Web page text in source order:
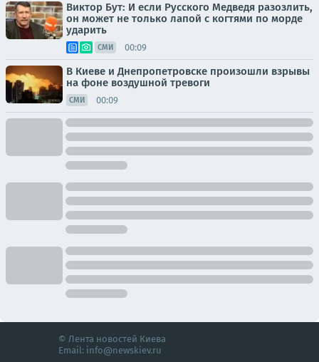
Виктор Бут: И если Русского Медведя разозлить,
он может не только лапой с когтями по морде
ударить
СМИ 00:09
В Киеве и Днепропетровске произошли взрывы
на фоне воздушной тревоги
СМИ 00:09
© Лента новостей Киева
Email: info@newskiev.ru